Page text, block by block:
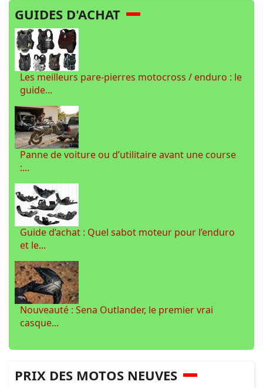
GUIDES D'ACHAT
Les meilleurs pare-pierres motocross / enduro : le
guide...
Panne de voiture ou d’utilitaire avant une course
:...
Guide d’achat : Quel sabot moteur pour l’enduro
et le...
Nouveauté : Sena Outlander, le premier vrai
casque...
PRIX DES MOTOS NEUVES